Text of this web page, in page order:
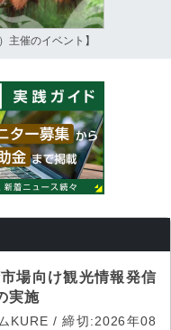
主催のイベント】
場向け観光情報発信
実施
KURE / 締切:2026年08